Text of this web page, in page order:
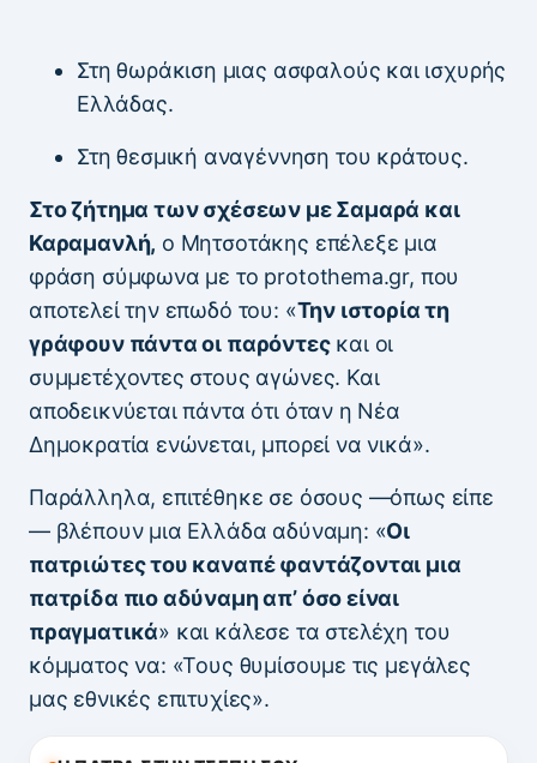
Στη θωράκιση μιας ασφαλούς και ισχυρής
Ελλάδας.
Στη θεσμική αναγέννηση του κράτους.
Στο ζήτημα των σχέσεων με Σαμαρά και
Καραμανλή, ο Μητσοτάκης επέλεξε μια
φράση σύμφωνα με το protothema.gr, που
αποτελεί την επωδό του: «Την ιστορία τη
γράφουν πάντα οι παρόντεςκαι οι
συμμετέχοντες στους αγώνες. Και
αποδεικνύεται πάντα ότι όταν η Νέα
Δημοκρατία ενώνεται, μπορεί να νικά».
Παράλληλα, επιτέθηκε σε όσους —όπως είπε
— βλέπουν μια Ελλάδα αδύναμη: «Οι
πατριώτες του καναπέ φαντάζονται μια
πατρίδα πιο αδύναμη απ’ όσο είναι
πραγματικά» και κάλεσε τα στελέχη του
κόμματος να: «Τους θυμίσουμε τις μεγάλες
μας εθνικές επιτυχίες».